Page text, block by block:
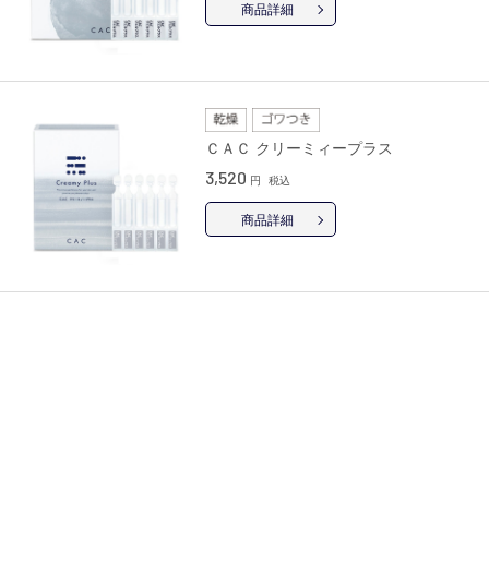
商品詳細
ＣＡＣ クリーミィープラス
3,520 円 税込
商品詳細